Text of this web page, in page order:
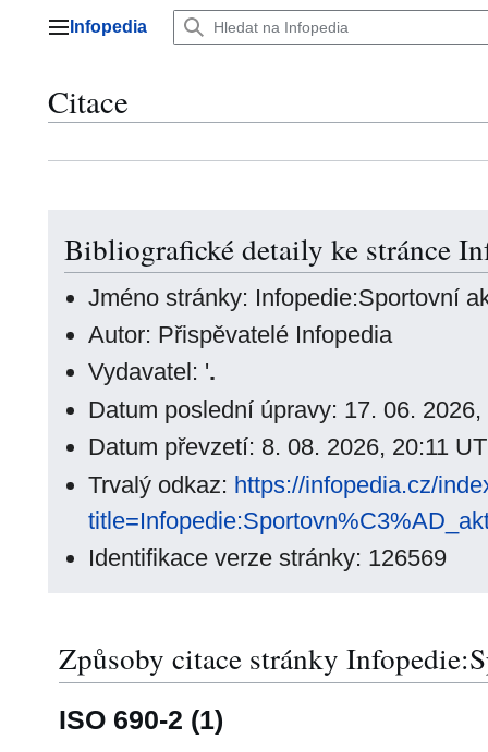
Hlavní menu
Infopedia
Citace
Bibliografické detaily ke stránce
Jméno stránky: Infopedie:Sportovní
Autor: Přispěvatelé Infopedia
Vydavatel: '.
Datum poslední úpravy: 17. 06.
Datum převzetí: 8. 08. 2026, 20:11
Trvalý odkaz: https://infopedia.cz/
Identifikace verze stránky: 126569
Způsoby citace stránky
ISO 690-2 (1)